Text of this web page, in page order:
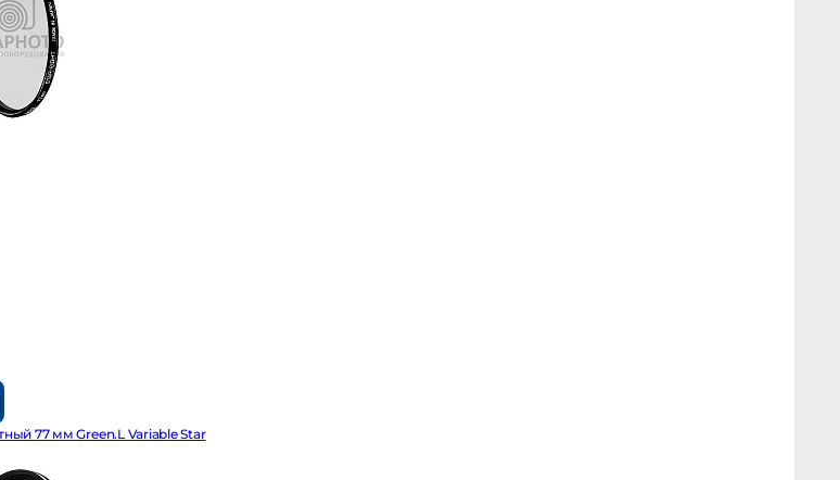
77 мм Green.L Variable Star